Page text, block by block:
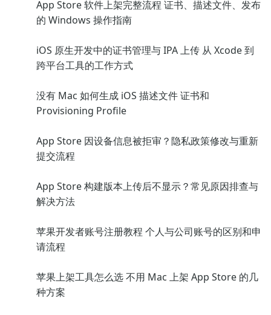
App Store 软件上架完整流程 证书、描述文件、发布
的 Windows 操作指南
iOS 原生开发中的证书管理与 IPA 上传 从 Xcode 到
跨平台工具的工作方式
没有 Mac 如何生成 iOS 描述文件 证书和
Provisioning Profile
App Store 因设备信息被拒审？隐私政策修改与重新
提交流程
App Store 构建版本上传后不显示？常见原因排查与
解决方法
苹果开发者账号注册教程 个人与公司账号的区别和申
请流程
苹果上架工具怎么选 不用 Mac 上架 App Store 的几
种方案